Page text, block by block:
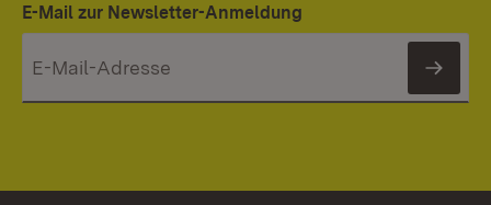
E-Mail zur Newsletter-Anmeldung